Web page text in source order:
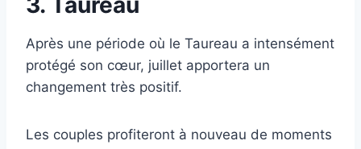
Après une période où le Taureau a intensément
protégé son cœur, juillet apportera un
changement très positif.
Les couples profiteront à nouveau de moments